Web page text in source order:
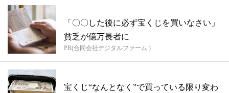
「〇〇した後に必ず宝くじを買いなさい」
貧乏が億万長者に
PR(合同会社デジタルファーム )
宝くじ“なんとなく”で買っている限り変わ